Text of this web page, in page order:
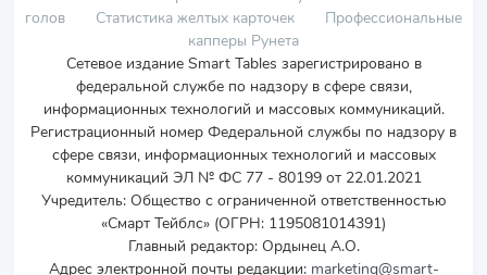
голов
Статистика желтых карточек
Профессиональные
капперы Рунета
Сетевое издание Smart Tables зарегистрировано в
федеральной службе по надзору в сфере связи,
информационных технологий и массовых коммуникаций.
Регистрационный номер Федеральной службы по надзору в
сфере связи, информационных технологий и массовых
коммуникаций ЭЛ № ФС 77 - 80199 от 22.01.2021
Учредитель: Общество с ограниченной ответственностью
«Смарт Тейблс» (ОГРН: 1195081014391)
Главный редактор: Ордынец А.О.
Адрес электронной почты редакции: marketing@smart-